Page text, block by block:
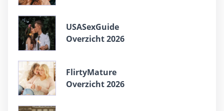
USASexGuide
Overzicht 2026
FlirtyMature
Overzicht 2026